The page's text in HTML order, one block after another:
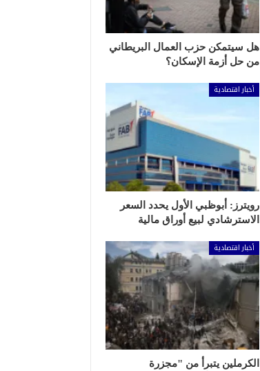
هل سيتمكن حزب العمال البريطاني
من حل أزمة الإسكان؟
أخبار اقتصادية
رويترز: أبوظبي الأول يحدد السعر
الاسترشادي لبيع أوراق مالية
أخبار اقتصادية
الكرملين يتبرأ من "مجزرة